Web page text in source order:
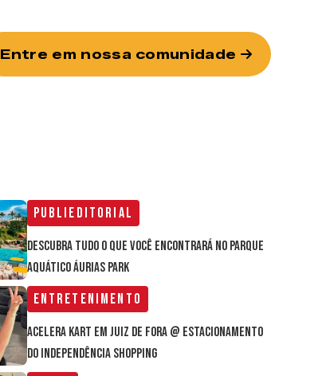
Entre em nossa comunidade
Publieditorial
Descubra tudo o que você encontrará no parque
aquático Áurias Park
Entretenimento
Acelera Kart em Juiz de Fora @ estacionamento
do Independência Shopping